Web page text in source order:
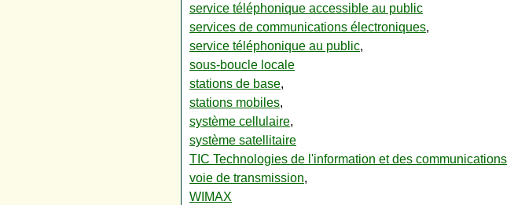
service téléphonique accessible au public
services de communications électroniques,
service téléphonique au public,
sous-boucle locale
stations de base,
stations mobiles,
système cellulaire,
système satellitaire
TIC Technologies de l'information et des communications
voie de transmission,
WIMAX